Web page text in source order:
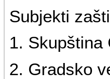
Subjekti
1. Skupština
2. Gradsko